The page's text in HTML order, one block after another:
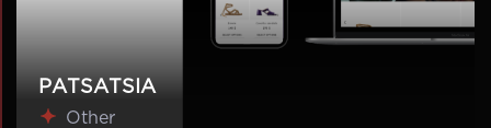
PATSATSIA
Other